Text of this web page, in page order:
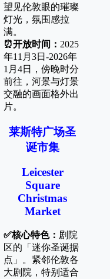
望见伦敦眼的璀璨
灯光，氛围感拉
满。
⏰开放时间： 2025
年11月3日-2026年
1月4日，傍晚时分
前往，河景与灯景
交融的画面格外出
片。
莱斯特广场圣
诞市集
Leicester
Square
Christmas
Market
✅核心特色： 剧院
区的「迷你圣诞据
点」。紧邻伦敦各
大剧院，特别适合